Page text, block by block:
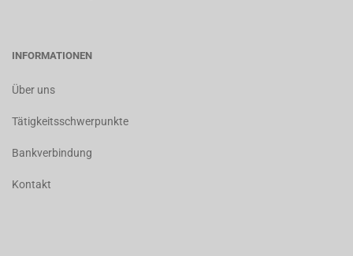
INFORMATIONEN
Über uns
Tätigkeitsschwerpunkte
Bankverbindung
Kontakt